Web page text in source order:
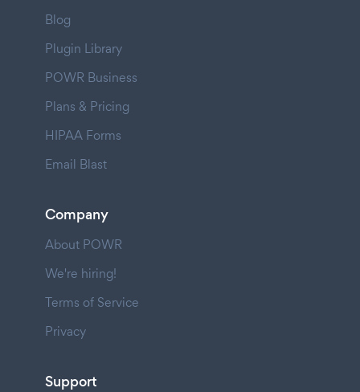
Blog
Plugin Library
POWR Business
Plans & Pricing
HIPAA Forms
Email Blast
Company
About POWR
We're hiring!
Terms of Service
Privacy
Support